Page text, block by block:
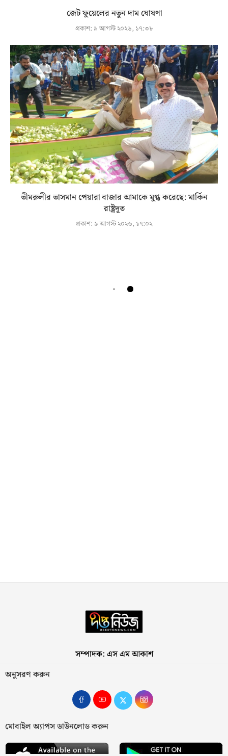
জেট ফুয়েলের নতুন দাম ঘোষণা
প্রকাশ: ৯ আগস্ট ২০২৬, ১৭:৩৮
ভীমরুলীর ভাসমান পেয়ারা বাজার আমাকে মুগ্ধ করেছে: মার্কিন
রাষ্ট্রদূত
প্রকাশ: ৯ আগস্ট ২০২৬, ১৭:০২
সম্পাদক: এস এম আকাশ
অনুসরণ করুন
মোবাইল অ্যাপস ডাউনলোড করুন